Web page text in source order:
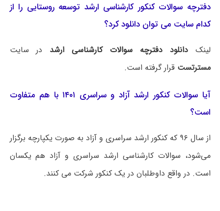
دفترچه سوالات کنکور کارشناسی ارشد توسعه روستایی را از
کدام سایت می توان دانلود کرد؟
لینکدانلود دفترچه سوالات کارشناسی ارشد در سایت
مسترتست قرار گرفته است.
آیا سوالات کنکور ارشد آزاد و سراسری ۱۴۰۱ با هم متفاوت
است؟
از سال ۹۶ که کنکور ارشد سراسری و آزاد به صورت یکپارچه برگزار
می‌شود، سوالات کارشناسی ارشد سراسری و آزاد هم یکسان
است. در واقع داوطلبان در یک کنکور شرکت می کنند.